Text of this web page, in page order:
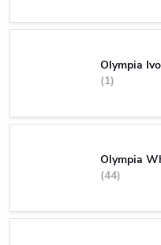
Olympia
1
Olympia
44